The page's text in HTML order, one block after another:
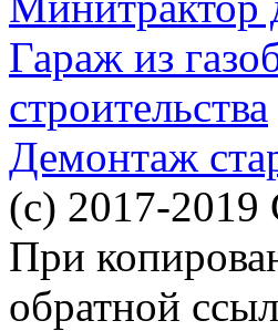
Гараж из
строительства
Демонтаж
(c) 2017-2019
При
обратной